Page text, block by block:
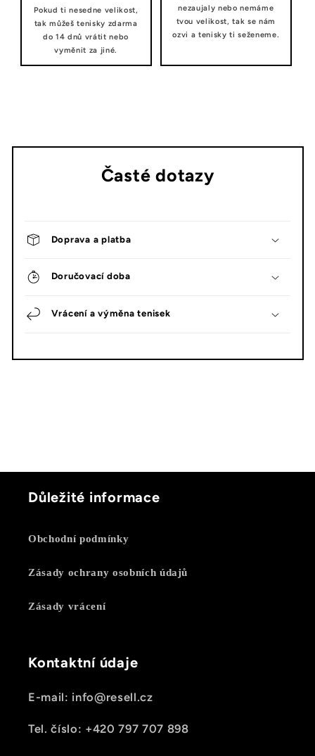
Pokud ti nesedne velikost,
tak můžeš tenisky zdarma
do 14 dnů vrátit nebo
vyměnit za jiné.
nezaujaly nebo nemáme
tvou velikost, tak se nám
ozvi a tenisky ti seženeme.
Časté dotazy
Doprava a platba
Doručovací doba
Vrácení a výměna tenisek
Důležité informace
Obchodní podmínky
Zásady ochrany osobních údajů
Zásady vrácení
Kontaktní údaje
E-mail: info@resell.cz
Tel. číslo: +420 797 707 898